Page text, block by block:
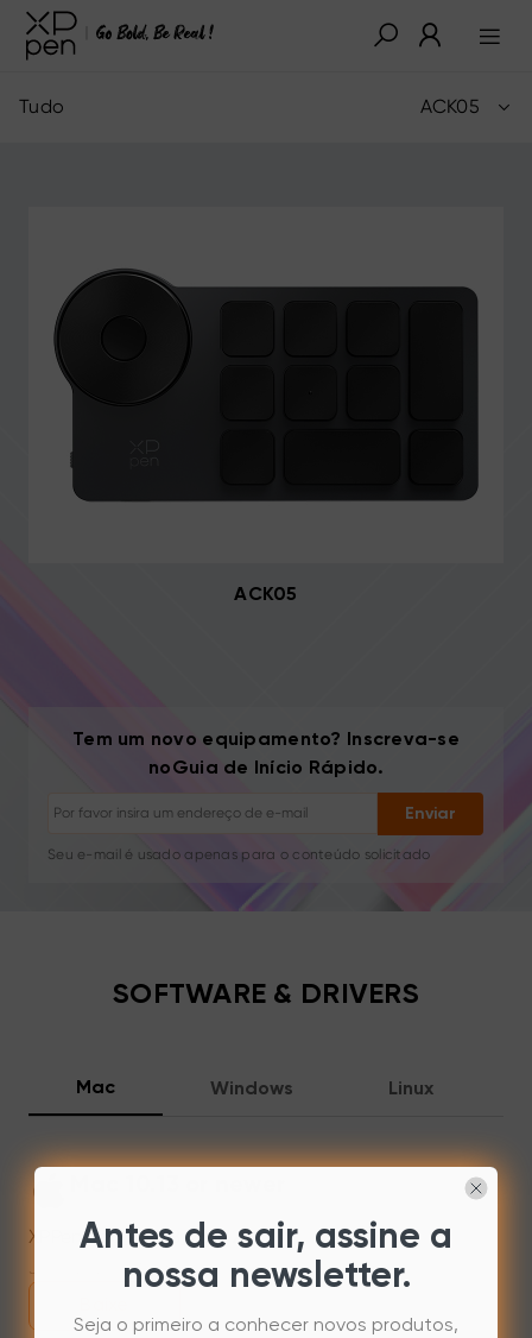
Tudo ACK05
ACK05
Tem um novo equipamento? Inscreva-se
noGuia de Início Rápido.
Enviar
Dicas e resolução de problemas
Novos lançamentos e ofertas
1–2 e-mails/mês, nunca spam
Seu e-mail é usado apenas para o conteúdo solicitado
Cancelar inscrição: Um clique a qualquer momento
SOFTWARE & DRIVERS
Mac Windows Linux
XPPenMac_4.0.18_260723
Jul 31,2026 AM 10:11
Antes de sair, assine a
nossa newsletter.
Seja o primeiro a conhecer novos produtos,